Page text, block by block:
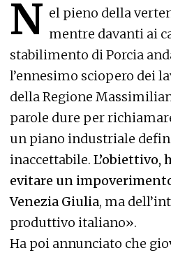
N el pieno della
mentre davanti ai
stabilimento di Porcia
l’ennesimo sciopero dei
della Regione
parole dure per
un piano industriale
inaccettabile. L’obiettivo,
evitare un
Venezia Giulia, ma
produttivo italiano».
Ha poi annunciato che